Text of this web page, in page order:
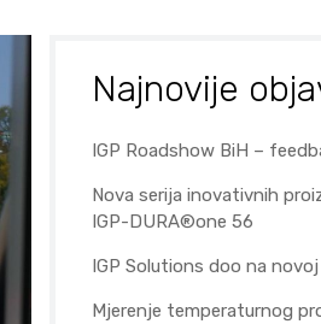
Najnovije
IGP Roadshow BiH –
Nova serija inovativnih
IGP-DURA®one 56
IGP Solutions doo na novoj
Mjerenje temperaturnog